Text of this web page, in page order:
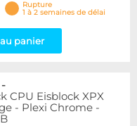
Rupture
1 à 2 semaines de délai
panier
-
CPU Eisblock XPX
- Plexi Chrome -